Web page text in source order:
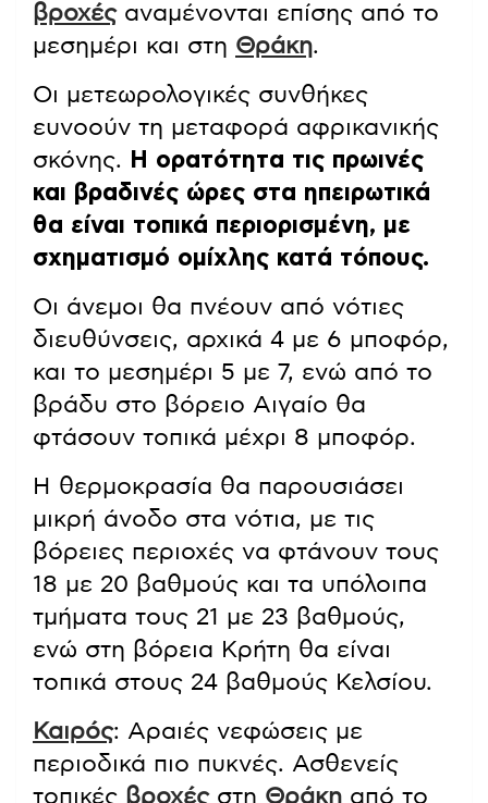
βροχέςαναμένονται επίσης από το
μεσημέρι και στη Θράκη.
Οι μετεωρολογικές συνθήκες
ευνοούν τη μεταφορά αφρικανικής
σκόνης.
Η ορατότητα τις πρωινές
και βραδινές ώρες στα ηπειρωτικά
θα είναι τοπικά περιορισμένη, με
σχηματισμό ομίχλης κατά τόπους.
Οι άνεμοι θα πνέουν από νότιες
διευθύνσεις, αρχικά 4 με 6 μποφόρ,
και το μεσημέρι 5 με 7, ενώ από το
βράδυ στο βόρειο Αιγαίο θα
φτάσουν τοπικά μέχρι 8 μποφόρ.
Η θερμοκρασία θα παρουσιάσει
μικρή άνοδο στα νότια, με τις
βόρειες περιοχές να φτάνουν τους
18 με 20 βαθμούς και τα υπόλοιπα
τμήματα τους 21 με 23 βαθμούς,
ενώ στη βόρεια Κρήτη θα είναι
τοπικά στους 24 βαθμούς Κελσίου.
Καιρός: Αραιές νεφώσεις με
περιοδικά πιο πυκνές. Ασθενείς
τοπικές βροχέςστη Θράκη από το